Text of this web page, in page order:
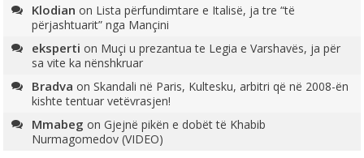
Klodian on Lista përfundimtare e Italisë, ja tre “të
përjashtuarit” nga Mançini
eksperti on Muçi u prezantua te Legia e Varshavës, ja për
sa vite ka nënshkruar
Bradva onSkandali në Paris, Kultesku, arbitri që në 2008-ën
kishte tentuar vetëvrasjen!
Mmabeg onGjejnë pikën e dobët të Khabib
Nurmagomedov (VIDEO)